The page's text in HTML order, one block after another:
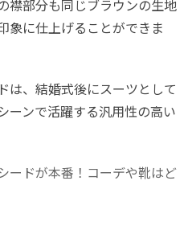
襟部分も同じブラウンの生地
象に仕上げることができま
は、結婚式後にスーツとして
ーンで活躍する汎用性の高い
ードが本番！コーデや靴はど